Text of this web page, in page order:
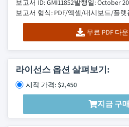
보고서 ID: GMI11852발행일: October
보고서 형식: PDF/엑셀/대시보드/플랫
무료 PDF 다
라이선스 옵션 살펴보기:
시작 가격: $2,450
지금 구매